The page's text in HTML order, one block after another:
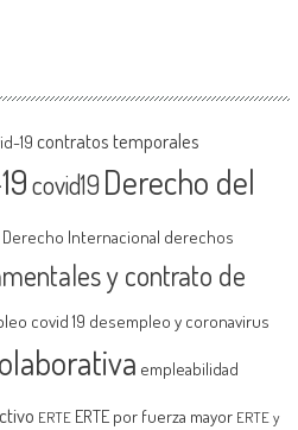
19 contratos temporales
covid19 Derecho del
Derecho Internacional derechos
y contrato de
covid 19 desempleo y coronavirus
empleabilidad
ERTE ERTE por fuerza mayor ERTE y